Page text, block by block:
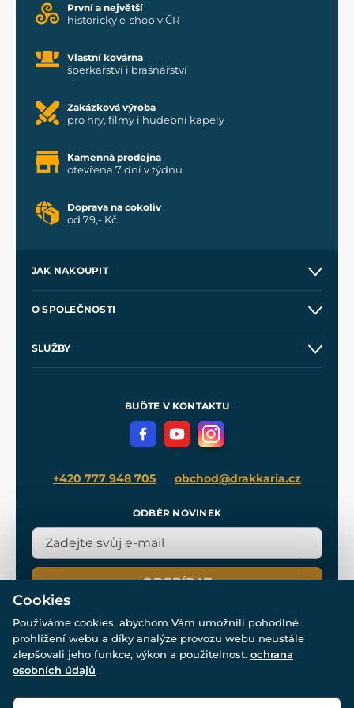
První a největší
historický e-shop v ČR
Vlastní kovárna
šperkařství i brašnářství
Zakázková výroba
pro hry, filmy i hudební kapely
Kamenná prodejna
otevřena 7 dní v týdnu
Doprava na cokoliv
od 79,- Kč
JAK NAKOUPIT
Velkoobchod
O SPOLEČNOSTI
SLUŽBY
Meče pro Kingdom Come
BUĎTE V KONTAKTU
+420 777 948 705 obchod@drakkaria.cz
ODBĚR NOVINEK
ODEBÍRAT
© Všechna práva vyhrazena. www.drakkaria.cz 2007-2026.
Cookies
Používáme cookies, abychom Vám umožnili pohodlné
prohlížení webu a díky analýze provozu webu neustále
zlepšovali jeho funkce, výkon a použitelnost. ochrana
osobních údajů